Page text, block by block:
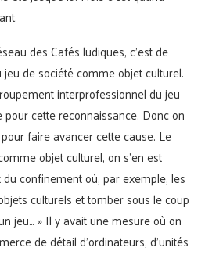
des Cafés ludiques, c’est de
de société comme objet culturel.
interprofessionnel du jeu
cette reconnaissance. Donc on
faire avancer cette cause. Le
objet culturel, on s’en est
confinement où, par exemple, les
culturels et tomber sous le coup
jeu… » Il y avait une mesure où on
de détail d’ordinateurs, d’unités